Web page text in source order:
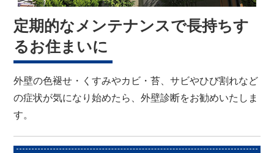
定期的なメンテナンスで長持ちす
るお住まいに
外壁の色褪せ・くすみやカビ・苔、サビやひび割れなど
の症状が気になり始めたら、外壁診断をお勧めいたしま
す。